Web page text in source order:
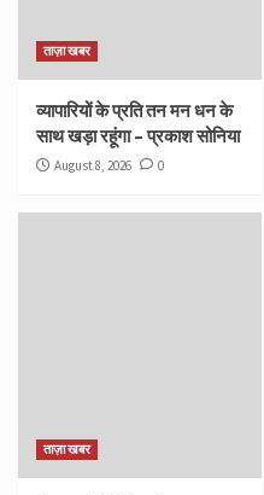
ताज़ा खबर
व्यापारियों के प्रति तन मन धन के
साथ खड़ा रहूंगा – प्रकाश सोनिया
August 8, 2026 0
ताज़ा खबर